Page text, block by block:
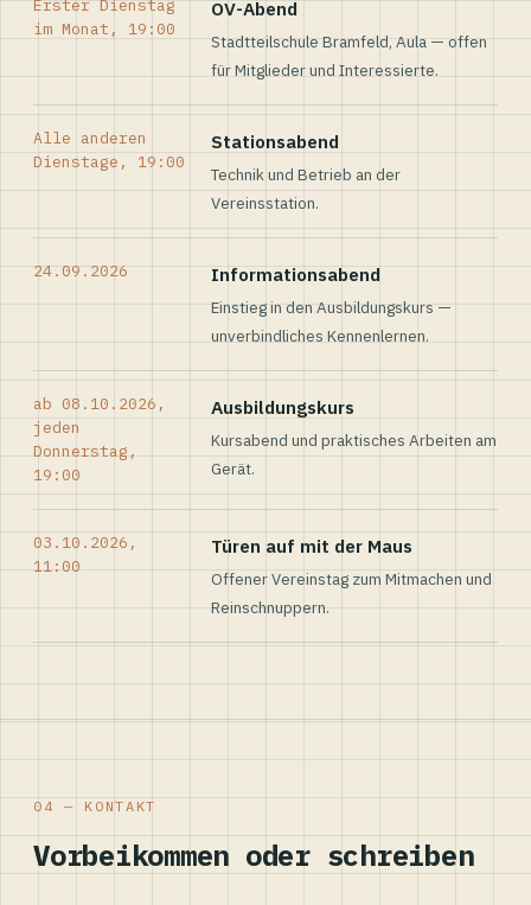
Erster Dienstag
im Monat, 19:00
OV-Abend
Stadtteilschule Bramfeld, Aula — offen
für Mitglieder und Interessierte.
Alle anderen
Dienstage, 19:00
Stationsabend
Technik und Betrieb an der
Vereinsstation.
24.09.2026 Informationsabend
Einstieg in den Ausbildungskurs —
unverbindliches Kennenlernen.
ab 08.10.2026,
jeden
Donnerstag,
19:00
Ausbildungskurs
Kursabend und praktisches Arbeiten am
Gerät.
03.10.2026,
11:00
Türen auf mit der Maus
Offener Vereinstag zum Mitmachen und
Reinschnuppern.
04 — KONTAKT
Vorbeikommen oder schreiben